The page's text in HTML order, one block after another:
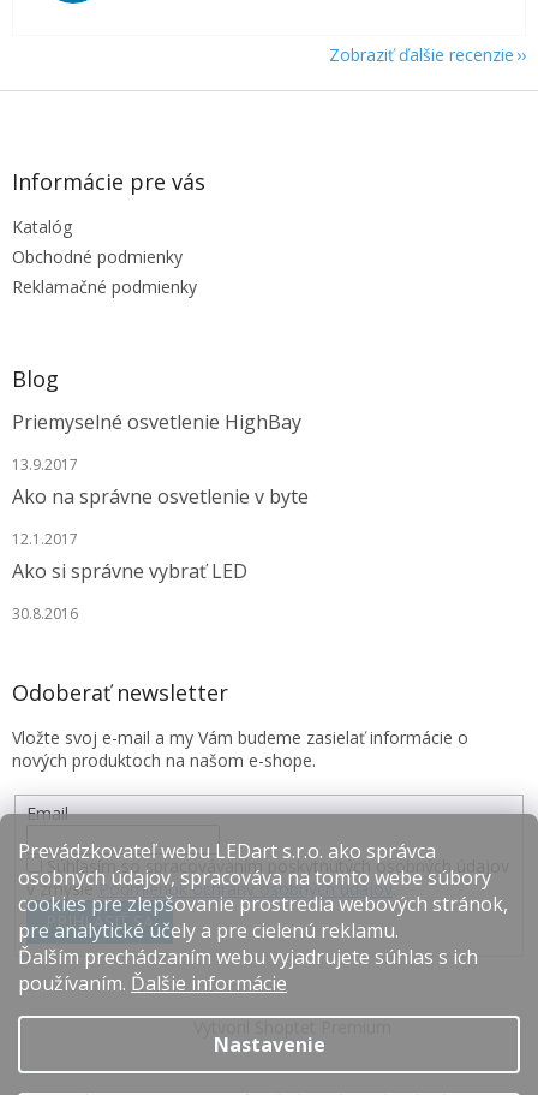
Prevádzkovateľ webu LEDart s.r.o. ako správca
osobných údajov, spracováva na tomto webe súbory
cookies pre zlepšovanie prostredia webových stránok,
pre analytické účely a pre cielenú reklamu.
Ďalším prechádzaním webu vyjadrujete súhlas s ich
používaním. Ďalšie informácie
Nastavenie
Zobraziť ďalšie recenzie
Z
Informácie pre vás
Katalóg
Obchodné podmienky
Reklamačné podmienky
Blog
Priemyselné osvetlenie HighBay
13.9.2017
Ako na správne osvetlenie v byte
12.1.2017
Ako si správne vybrať LED
30.8.2016
Odoberať newsletter
Vložte svoj e-mail a my Vám budeme zasielať informácie o
nových produktoch na našom e-shope.
Email
Súhlasím so spracovávaním poskytnutých osobných údajov
v zmysle Podmienok ochrany osobných údajov.
PRIHLÁSIŤ SA